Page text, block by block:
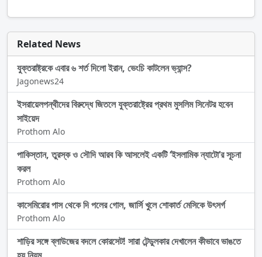
Related News
যুক্তরাষ্ট্রকে এবার ৬ শর্ত দিলো ইরান, ভেংচি কাটলেন ভ্যান্স?
Jagonews24
ইসরায়েলপন্থীদের বিরুদ্ধে জিতলে যুক্তরাষ্ট্রের প্রথম মুসলিম সিনেটর হবেন
সাইয়েদ
Prothom Alo
পাকিস্তান, তুরস্ক ও সৌদি আরব কি আসলেই একটি ‘ইসলামিক ন্যাটো’র সূচনা
করল
Prothom Alo
কাসেমিরোর পাস থেকে দি পলের গোল, জার্সি খুলে শোকার্ত মেসিকে উৎসর্গ
Prothom Alo
শাড়ির সঙ্গে ব্লাউজের বদলে কোরসেট! সারা টেন্ডুলকার দেখালেন কীভাবে ভাঙতে